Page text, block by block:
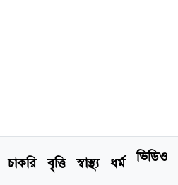
চাকরি বৃত্তি স্বাস্থ্য ধর্ম ভিডিও